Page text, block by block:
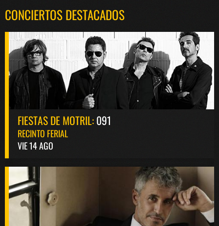
CONCIERTOS DESTACADOS
FIESTAS DE MOTRIL:091
RECINTO FERIAL
VIE 14 AGO